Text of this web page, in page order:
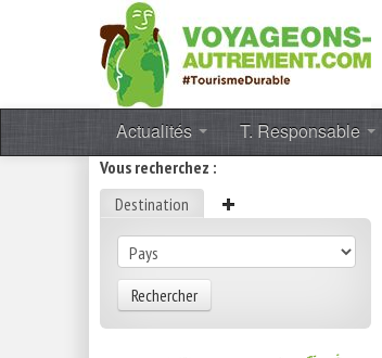
Actualités T. Responsable
Vous recherchez :
Destination
Rechercher